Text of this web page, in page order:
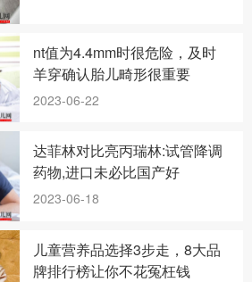
nt值为4.4mm时很危险，及时
羊穿确认胎儿畸形很重要
2023-06-22
达菲林对比亮丙瑞林:试管降调
药物,进口未必比国产好
2023-06-18
儿童营养品选择3步走，8大品
牌排行榜让你不花冤枉钱